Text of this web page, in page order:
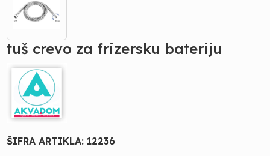
tuš crevo za frizersku bateriju
ŠIFRA ARTIKLA: 12236